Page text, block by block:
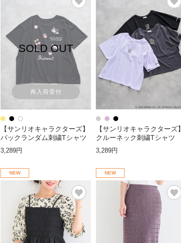
SOLD OUT
再入荷受付
【サンリオキャラクターズ】
バックランダム刺繍Tシャツ
3,289円
【サンリオキャラクターズ】
クルーネック刺繍Tシャツ
3,289円
NEW NEW